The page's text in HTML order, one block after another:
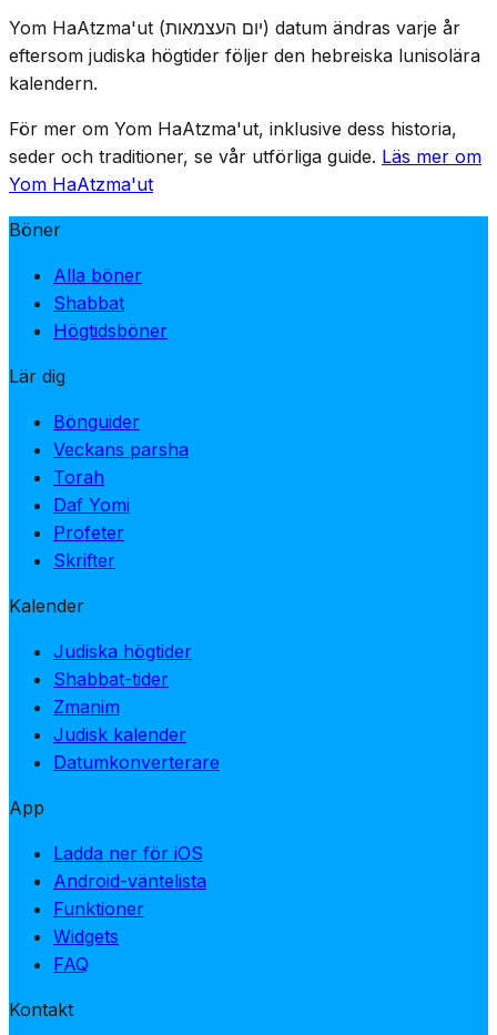
släcks och firandet börjar — från sorg till glädje på en
enda kväll, vilket betonar priset som betalats för
självständigheten.
Yom HaAtzma'ut (יום העצמאות) datum ändras varje år
eftersom judiska högtider följer den hebreiska lunisolära
kalendern.
För mer om Yom HaAtzma'ut, inklusive dess historia,
seder och traditioner, se vår utförliga guide. Läs mer om
Yom HaAtzma'ut
Böner
Alla böner
Shabbat
Högtidsböner
Lär dig
Bönguider
Veckans parsha
Torah
Daf Yomi
Profeter
Skrifter
Kalender
Judiska högtider
Shabbat-tider
Zmanim
Judisk kalender
Datumkonverterare
App
Ladda ner för iOS
Android-väntelista
Funktioner
Widgets
FAQ
Kontakt